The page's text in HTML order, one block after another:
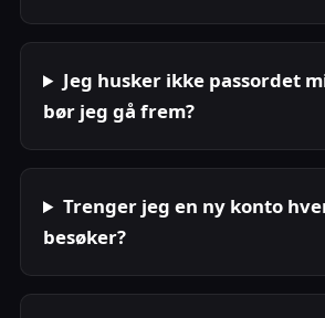
Jeg husker ikke passordet
bør jeg gå frem?
Trenger jeg en ny konto
besøker?